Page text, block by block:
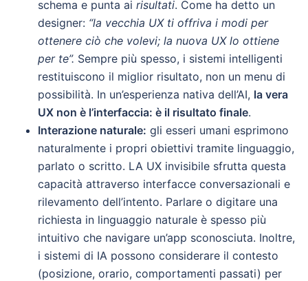
schema e punta ai risultati. Come ha detto un
designer: “la vecchia UX ti offriva i modi per
ottenere ciò che volevi; la nuova UX lo ottiene
per te”. Sempre più spesso, i sistemi intelligenti
restituiscono il miglior risultato, non un menu di
possibilità. In un’esperienza nativa dell’AI, la vera
UX non è l’interfaccia: è il risultato finale.
Interazione naturale: gli esseri umani esprimono
naturalmente i propri obiettivi tramite linguaggio,
parlato o scritto. LA UX invisibile sfrutta questa
capacità attraverso interfacce conversazionali e
rilevamento dell’intento. Parlare o digitare una
richiesta in linguaggio naturale è spesso più
intuitivo che navigare un’app sconosciuta. Inoltre,
i sistemi di IA possono considerare il contesto
(posizione, orario, comportamenti passati) per